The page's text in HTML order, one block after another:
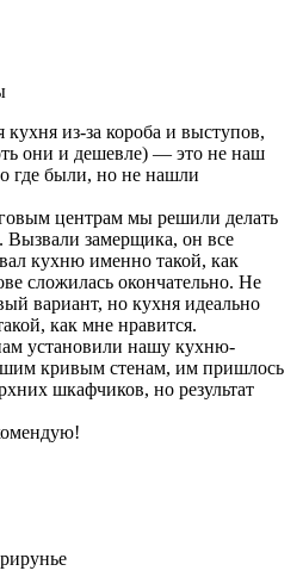
кухня из-за короба и выступов,
они и дешевле) — это не наш
где были, но не нашли
центрам мы решили делать
Вызвали замерщика, он все
кухню именно такой, как
сложилась окончательно. Не
вариант, но кухня идеально
как мне нравится.
установили нашу кухню-
кривым стенам, им пришлось
шкафчиков, но результат